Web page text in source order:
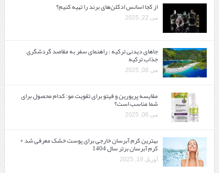
از کجا اسانس ادکلن‌های برند را تهیه کنیم؟
می 22, 2025
جاهای دیدنی ترکیه : راهنمای سفر به مقاصد گردشگری
جذاب ترکیه
می 08, 2025
مقایسه پریورین و فیتو برای تقویت مو: کدام محصول برای
شما مناسب است؟
می 06, 2025
بهترین کرم آبرسان خارجی برای پوست خشک معرفی شد +
کرم آبرسان برتر سال 1404
آوریل 19, 2025